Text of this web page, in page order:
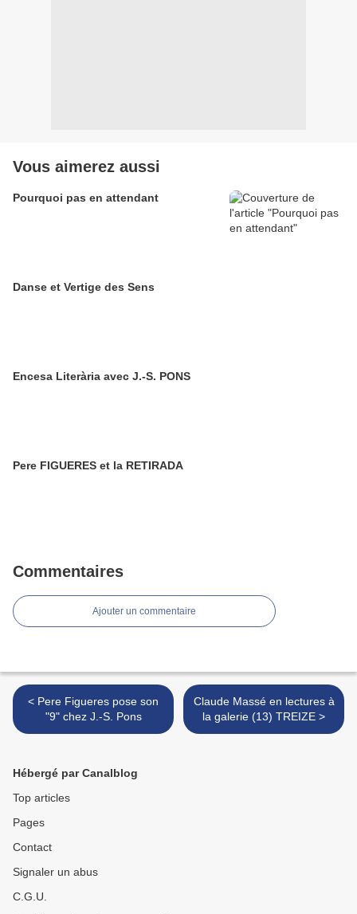
Vous aimerez aussi
Pourquoi pas en attendant
Danse et Vertige des Sens
Encesa Literària avec J.-S. PONS
Pere FIGUERES et la RETIRADA
Commentaires
Ajouter un commentaire
< Pere Figueres pose son
"9" chez J.-S. Pons
Claude Massé en lectures à
la galerie (13) TREIZE >
Hébergé par Canalblog
Top articles
Pages
Contact
Signaler un abus
C.G.U.